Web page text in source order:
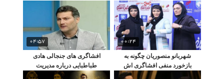
شدند
چگونه بود؟
00:24
شهربانو منصوریان چگونه به
بازخورد منفی افشاگری اش
واکنش نشان داد؟
04:57
افشاگری های جنجالی هادی
طباطبایی درباره مدیریت
استقلال